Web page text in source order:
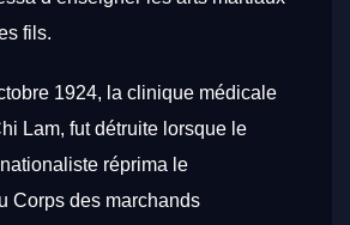
fils.
1924, la clinique médicale
Lam, fut détruite lorsque le
réprima le
Corps des marchands